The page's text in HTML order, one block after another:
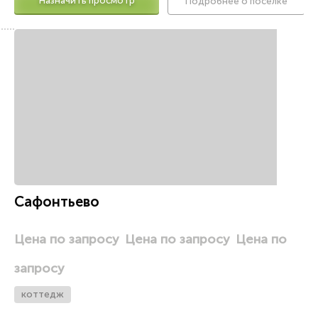
Сафонтьево
Цена по запросу Цена по запросу Цена по
запросу
коттедж